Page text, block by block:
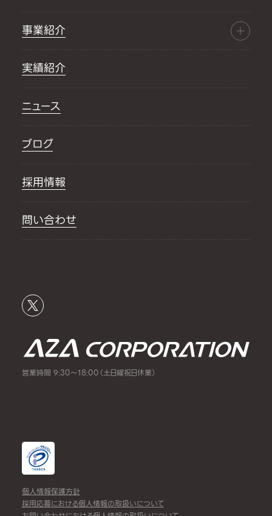
事業紹介
実績紹介
ニュース
ブログ
採用情報
問い合わせ
営業時間 9:30～18:00（土日曜祝日休業）
個人情報保護方針
採用応募における個人情報の取扱いについて